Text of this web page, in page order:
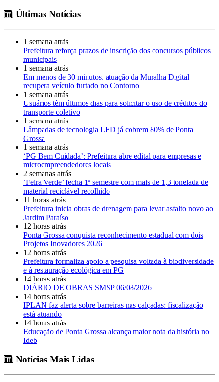
Últimas Notícias
1 semana atrás
Prefeitura reforça prazos de inscrição dos concursos públicos
municipais
1 semana atrás
Em menos de 30 minutos, atuação da Muralha Digital
recupera veículo furtado no Contorno
1 semana atrás
Usuários têm últimos dias para solicitar o uso de créditos do
transporte coletivo
1 semana atrás
Lâmpadas de tecnologia LED já cobrem 80% de Ponta
Grossa
1 semana atrás
‘PG Bem Cuidada’: Prefeitura abre edital para empresas e
microempreendedores locais
2 semanas atrás
‘Feira Verde’ fecha 1º semestre com mais de 1,3 tonelada de
material reciclável recolhido
11 horas atrás
Prefeitura inicia obras de drenagem para levar asfalto novo ao
Jardim Paraíso
12 horas atrás
Ponta Grossa conquista reconhecimento estadual com dois
Projetos Inovadores 2026
12 horas atrás
Prefeitura formaliza apoio a pesquisa voltada à biodiversidade
e à restauração ecológica em PG
14 horas atrás
DIÁRIO DE OBRAS SMSP 06/08/2026
14 horas atrás
IPLAN faz alerta sobre barreiras nas calçadas: fiscalização
está atuando
14 horas atrás
Educação de Ponta Grossa alcança maior nota da história no
Ideb
Notícias Mais Lidas